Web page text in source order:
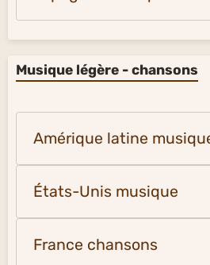
Musique légère - chansons
Amérique latine
États-Unis musique
France chansons